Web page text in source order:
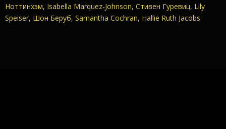
Ноттинхэм, Isabella Marquez-Johnson, Стивен Гуревиц, Lily
Speiser, Шон Беруб, Samantha Cochran, Hallie Ruth Jacobs